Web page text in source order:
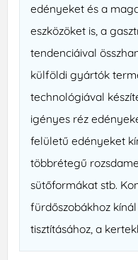
edényeket és a
eszközöket is, a
tendenciáival
külföldi gyártók
technológiával
igényes réz
felületű edényeket
többrétegű
sütőformákat stb.
fürdőszobákhoz
tisztításához, a